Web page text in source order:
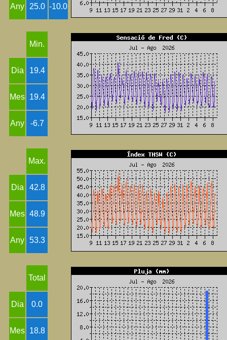
Any 25.0 -10.0
Min.
Dia 19.4
Mes 19.4
Any -6.7
Max.
Dia 42.8
Mes 48.9
Any 53.3
Total
Dia 0.0
Mes 18.8